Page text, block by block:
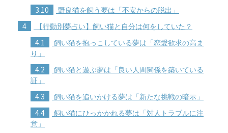
3.10 野良猫を飼う夢は「不安からの脱出」
4 【行動別夢占い】飼い猫と自分は何をしていた？
4.1
飼い猫を抱っこしている夢は「恋愛欲求の高ま
り」
4.2
飼い猫と遊ぶ夢は「良い人間関係を築いている
証」
4.3 飼い猫を追いかける夢は「新たな挑戦の暗示」
4.4
飼い猫にひっかかれる夢は「対人トラブルに注
意」